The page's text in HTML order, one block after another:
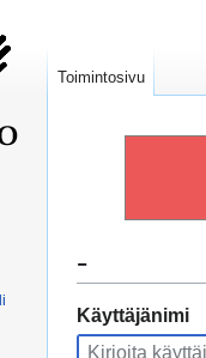
-
Siirry
navigaatioon
Siirry
hakuun
Käyttäjänimi
Toimintosivu